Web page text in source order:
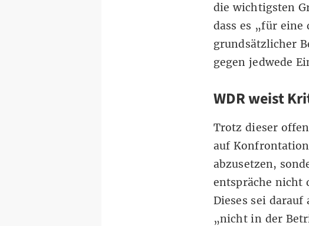
die wichtigsten
dass es „für eine
grundsätzlicher
gegen jedwede
WDR weist
Trotz dieser
auf
abzusetzen,
entspräche nicht
Dieses sei
„nicht in der